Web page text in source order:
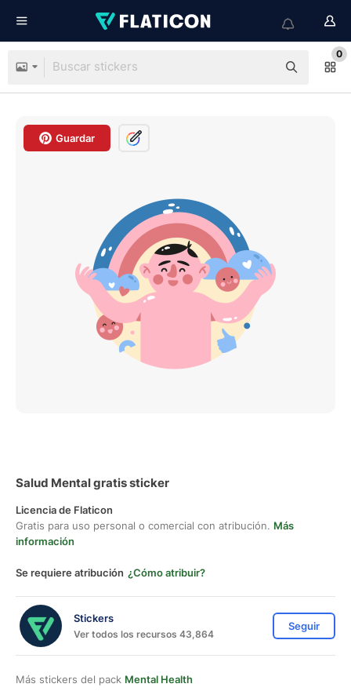
0
Guardar
Salud Mental gratis sticker
Licencia de Flaticon
Gratis para uso personal o comercial con atribución. Más
información
Se requiere atribución ¿Cómo atribuir?
Stickers
Ver todos los recursos 43,864
Seguir
Más stickers del pack Mental Health